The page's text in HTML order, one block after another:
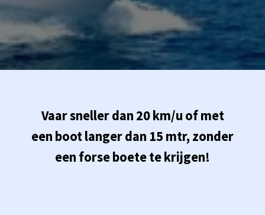
Vaar sneller dan 20 km/u of met
een boot langer dan 15 mtr, zonder
een forse boete te krijgen!